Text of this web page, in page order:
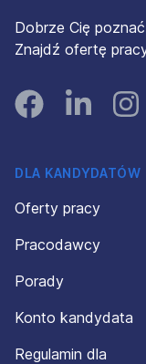
Dobrze Cię
Znajdź ofertę
FacebookLinked In
DLA KANDYDATÓW
Oferty pracy
Pracodawcy
Porady
Konto kandydata
Regulamin dla